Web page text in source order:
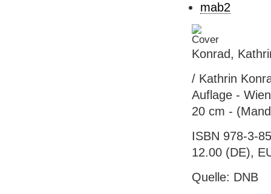
mab2
Konrad,
/ Kathrin
Auflage -
20 cm -
ISBN 978-3-
12.00 (DE),
Quelle: DNB